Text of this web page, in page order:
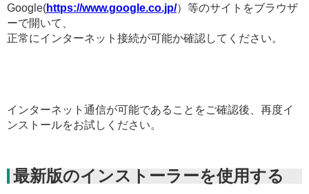
Google(https://www.google.co.jp/）等のサイトをブラウザ
ーで開いて、
正常にインターネット接続が可能か確認してください。
インターネット通信が可能であることをご確認後、再度イ
ンストールをお試しください。
最新版のインストーラーを使用する